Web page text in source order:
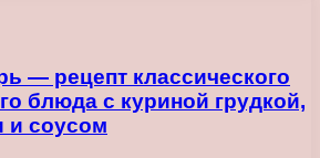
— рецепт классического
блюда с куриной грудкой,
и соусом